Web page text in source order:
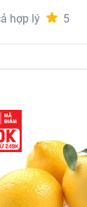
hợp lý 5